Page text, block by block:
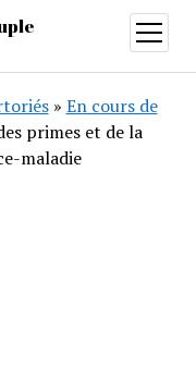
ouvrir
menu
» En cours de
primes et de la
maladie